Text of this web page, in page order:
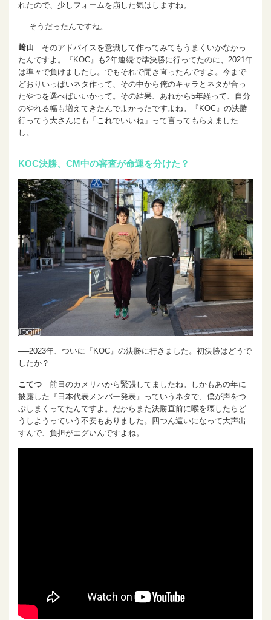
れたので、少しフォームを崩した気はしますね。
──そうだったんですね。
﨑山 そのアドバイスを意識して作ってみてもうまくいかなかっ
たんですよ。『KOC』も2年連続で準決勝に行ってたのに、2021年
は準々で負けましたし。でもそれで開き直ったんですよ。今まで
どおりいっぱいネタ作って、その中から俺のキャラとネタが合っ
たやつを選べばいいかって。その結果、あれから5年経って、自分
のやれる幅も増えてきたんでよかったですよね。『KOC』の決勝
行ってう大さんにも「これでいいね」って言ってもらえました
し。
KOC決勝、CM中の審査が命運を分けた？
──2023年、ついに『KOC』の決勝に行きました。初決勝はどうで
したか？
こてつ 前日のカメリハから緊張してましたね。しかもあの年に
披露した『日本代表メンバー発表』っていうネタで、僕が声をつ
ぶしまくってたんですよ。だからまた決勝直前に喉を壊したらど
うしようっていう不安もありました。四つん這いになって大声出
すんで、負担がエグいんですよね。